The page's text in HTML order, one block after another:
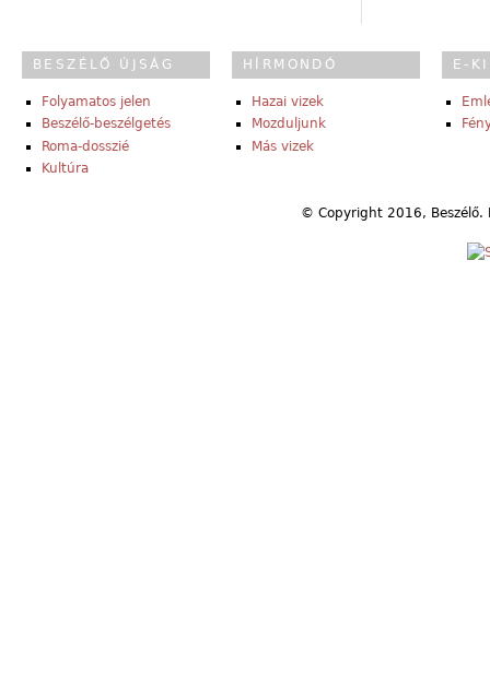
BESZÉLŐ ÚJSÁG
Folyamatos jelen
Beszélő-beszélgetés
Roma-dosszié
Kultúra
HÍRMONDÓ
Hazai vizek
Mozduljunk
Más vizek
E-
© Copyright 2016,